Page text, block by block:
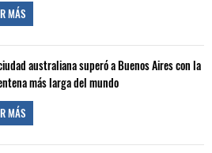
MÁS
australiana superó a Buenos Aires con la
más larga del mundo
MÁS